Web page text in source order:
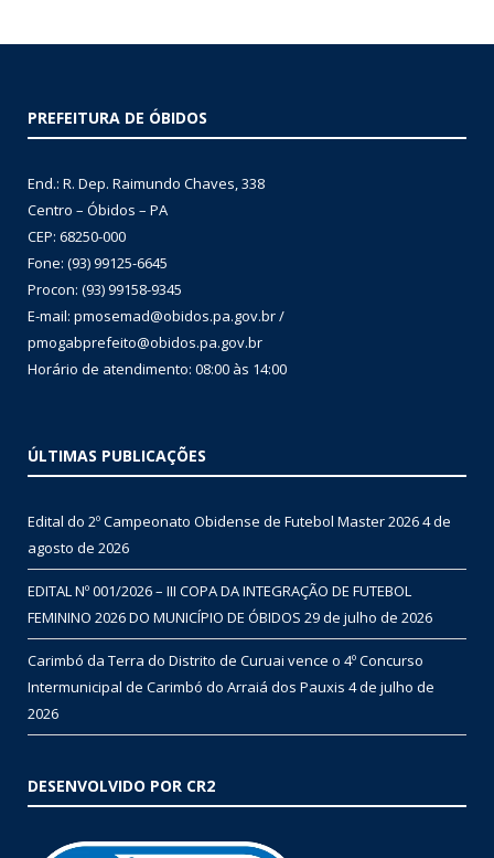
PREFEITURA DE ÓBIDOS
End.: R. Dep. Raimundo Chaves, 338
Centro – Óbidos – PA
CEP: 68250-000
Fone: (93) 99125-6645
Procon: (93) 99158-9345
E-mail: pmosemad@obidos.pa.gov.br /
pmogabprefeito@obidos.pa.gov.br
Horário de atendimento: 08:00 às 14:00
ÚLTIMAS PUBLICAÇÕES
Edital do 2º Campeonato Obidense de Futebol Master 20264 de
agosto de 2026
EDITAL Nº 001/2026 – III COPA DA INTEGRAÇÃO DE FUTEBOL
FEMININO 2026 DO MUNICÍPIO DE ÓBIDOS 29 de julho de 2026
Carimbó da Terra do Distrito de Curuai vence o 4º Concurso
Intermunicipal de Carimbó do Arraiá dos Pauxis 4 de julho de
2026
DESENVOLVIDO POR CR2